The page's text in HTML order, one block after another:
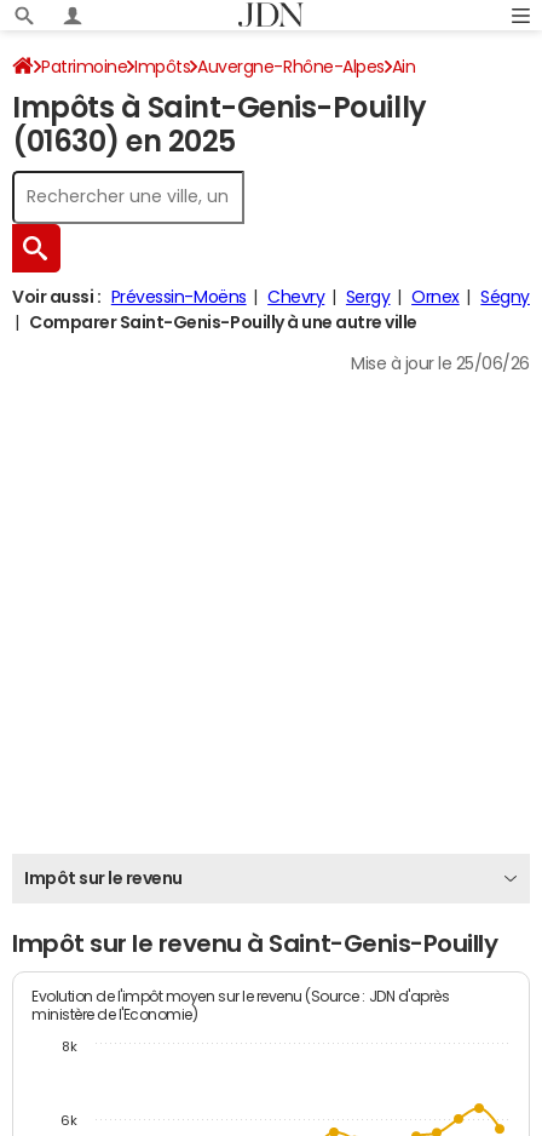
Patrimoine Impôts Auvergne-Rhône-Alpes Ain
Saint-Genis-Pouilly Impôt sur le revenu
Impôts à Saint-Genis-Pouilly
(01630) en 2025
Voir aussi : Prévessin-Moëns Chevry Sergy Ornex
Ségny
Comparer Saint-Genis-Pouilly à une autre ville
Mise à jour le 25/06/26
Impôt sur le revenu
Impôt sur le revenu à Saint-Genis-Pouilly
Evolution de l'impôt moyen sur le revenu (Source : JDN d'après
ministère de l'Economie)
6k
8k